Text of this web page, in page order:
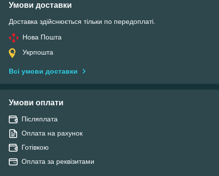
Умови доставки
Доставка здійснюється тільки по передоплаті.
Нова Пошта
Укрпошта
Всі умови доставки
Умови оплати
Післяплата
Оплата на рахунок
Готівкою
Оплата за реквізитами